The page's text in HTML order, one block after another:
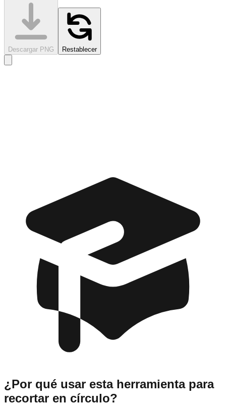
Descargar PNG Restablecer
¿Por qué usar esta herramienta para
recortar en círculo?